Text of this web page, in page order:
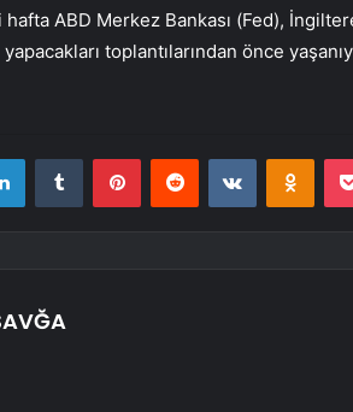
ABD Merkez Bankası (Fed),
toplantılarından önce
LinkedInTumblr PinterestReddit VKontakte